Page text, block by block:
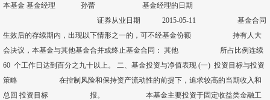
本基金 基金经理 孙蕾 基金经理的日期
证券从业日期 2015-05-11 基金合同
生效后的存续期内，出现以下情形之一的，可不经基金份额 持有人大
会决议，本基金与其他基金合并或终止基金合同： 其他 所占比例连续
60 个工作日达到百分之九十以上。 二、基金投资与净值表现 (一) 投资目标与投资
策略 在控制风险和保持资产流动性的前提下，追求较高的当期收入和
总回 投资目标 报。 本基金主要投资于固定收益类金融工